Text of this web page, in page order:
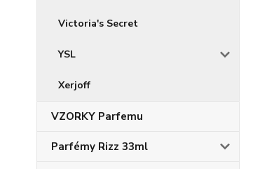
Victoria's Secret
YSL
Xerjoff
VZORKY Parfemu
Parfémy Rizz 33ml